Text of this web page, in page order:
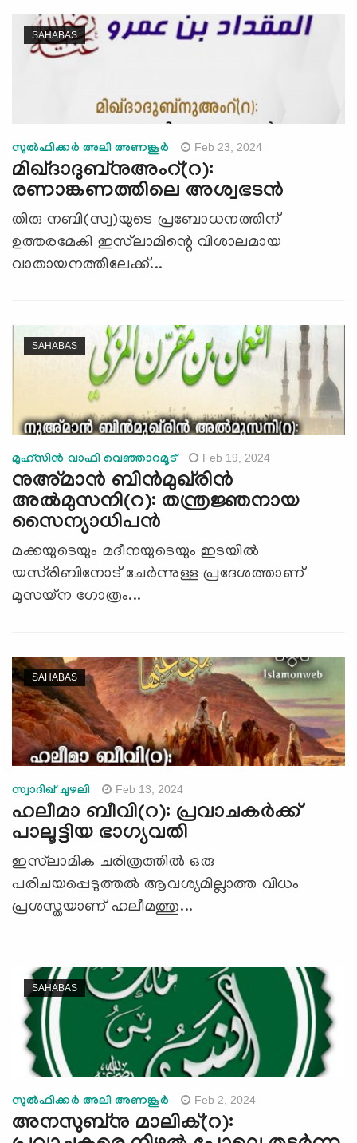
SAHABAS
സുൽഫിക്കർ അലി അണങ്കൂർ Feb 23, 2024
മിഖ്ദാദുബ്നുഅംറ്(റ):
രണാങ്കണത്തിലെ അശ്വഭടൻ
തിരു നബി(സ്വ)യുടെ പ്രബോധനത്തിന്
ഉത്തരമേകി ഇസ്‌ലാമിന്റെ വിശാലമായ
വാതായനത്തിലേക്ക്...
SAHABAS
മുഹ്സിൻ വാഫി വെഞ്ഞാറമൂട് Feb 19, 2024
നുഅ്മാന്‍ ബിന്‍മുഖ്‍രിൻ
അൽമുസനി(റ): തന്ത്രജ്ഞനായ
സൈന്യാധിപന്‍
മക്കയുടെയും മദീനയുടെയും ഇടയിൽ
യസ്‍രിബിനോട് ചേർന്നുള്ള പ്രദേശത്താണ്
മുസയ്ന ഗോത്രം...
SAHABAS
സ്വാദിഖ് ചുഴലി Feb 13, 2024
ഹലീമാ ബീവി(റ): പ്രവാചകര്‍ക്ക്
പാലൂട്ടിയ ഭാഗ്യവതി
ഇസ്‍ലാമിക ചരിത്രത്തില്‍ ഒരു
പരിചയപ്പെടുത്തല്‍ ആവശ്യമില്ലാത്ത വിധം
പ്രശസ്തയാണ് ഹലീമത്തു...
SAHABAS
സുൽഫിക്കർ അലി അണങ്കൂർ Feb 2, 2024
അനസുബ്നു മാലിക്(റ):